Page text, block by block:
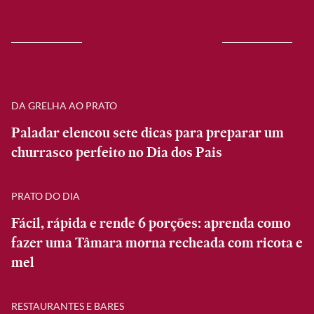
DA GRELHA AO PRATO
Paladar elencou sete dicas para preparar um
churrasco perfeito no Dia dos Pais
PRATO DO DIA
Fácil, rápida e rende 6 porções: aprenda como
fazer uma Tâmara morna recheada com ricota e
mel
RESTAURANTES E BARES